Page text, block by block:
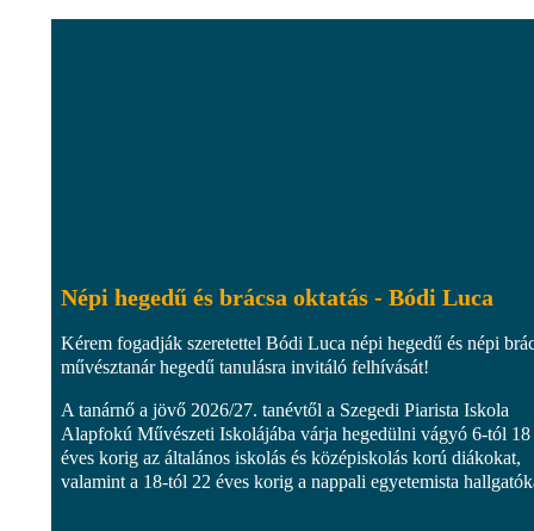
Népi hegedű és brácsa oktatás - Bódi Luca
Kérem fogadják szeretettel Bódi Luca népi hegedű és népi
művésztanár hegedű tanulásra invitáló felhívását!
A tanárnő a jövő 2026/27. tanévtől a Szegedi Piarista Iskola
Alapfokú Művészeti Iskolájába várja hegedülni vágyó 6-tól 18
éves korig az általános iskolás és középiskolás korú diákokat,
valamint a 18-tól 22 éves korig a nappali egyetemista